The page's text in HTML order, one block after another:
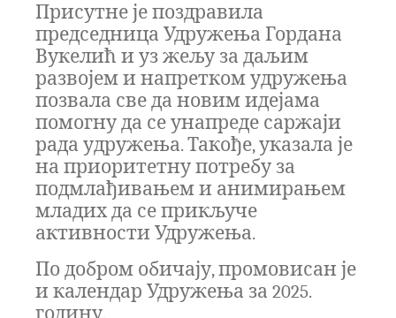
Присутне је поздравила
председница Удружења Гордана
Вукелић и уз жељу за даљим
развојем и напретком удружења
позвала све да новим идејама
помогну да се унапреде саржаји
рада удружења. Такође, указала је
на приоритетну потребу за
подмлађивањем и анимирањем
младих да се прикључе
активности Удружења.
По добром обичају, промовисан је
и календар Удружења за 2025.
годину.